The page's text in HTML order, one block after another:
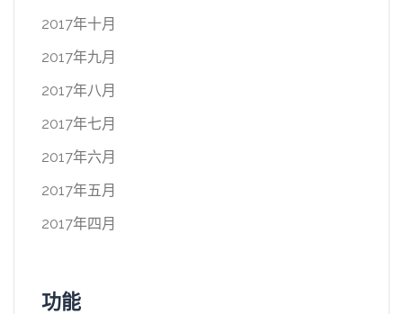
2017年十月
2017年九月
2017年八月
2017年七月
2017年六月
2017年五月
2017年四月
功能